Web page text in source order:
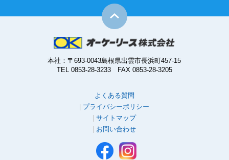
本社：〒693-0043島根県出雲市長浜町457-15
TEL 0853-28-3233 FAX 0853-28-3205
よくある質問
プライバシーポリシー
サイトマップ
お問い合わせ